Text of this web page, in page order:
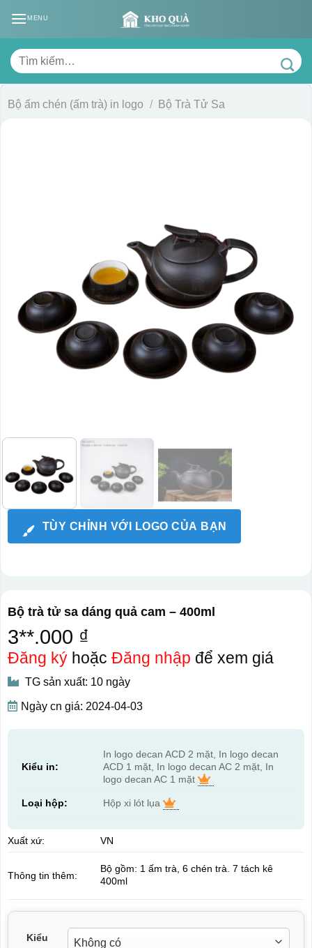
MENU
Tìm
kiếm:
Bộ ấm chén (ấm trà) in logo / Bộ Trà Tử Sa
TÙY CHỈNH VỚI LOGO CỦA BẠN
Bộ trà tử sa dáng quả cam – 400ml
3**.000 ₫
Đăng kýhoặc Đăng nhập để xem giá
TG sản xuất: 10 ngày
Ngày cn giá: 2024-04-03
Kiểu in:
In logo decan ACD 2 mặt, In logo decan
ACD 1 mặt, In logo decan AC 2 mặt, In
logo decan AC 1 mặt
Loại hộp: Hộp xi lót lụa
Xuất xứ: VN
Thông tin thêm:
Bộ gồm: 1 ấm trà, 6 chén trà. 7 tách kê
400ml
Kiểu